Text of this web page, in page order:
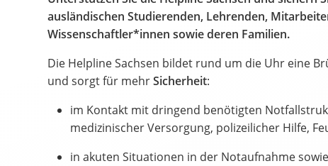
ausländischen Studierenden, Lehrenden,
Wissenschaftler*innen sowie deren Familien.
Die Helpline Sachsen bildet rund um die Uhr eine
und sorgt für mehrSicherheit:
im Kontakt mit dringend benötigten
medizinischer Versorgung, polizeilicher Hilfe,
in akuten Situationen in der Notaufnahme